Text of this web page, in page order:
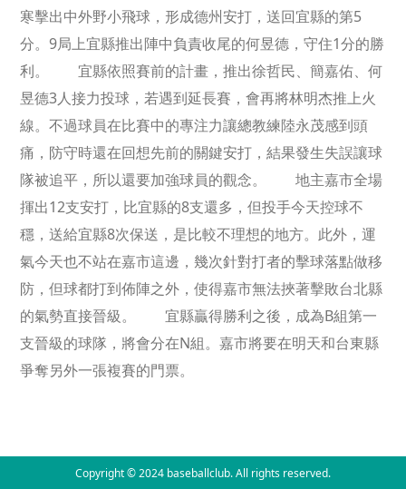
寒擊出中外野小飛球，形成德州安打，送回宜縣的第5
分。9局上宜縣推出陣中負責收尾的何昱德，守住1分的勝
利。 宜縣依照賽前的計畫，推出徐哲民、簡嘉佑、何
昱德3人接力投球，若遇到延長賽，會再將林明杰推上火
線。不過球員在比賽中的專注力讓總教練陸永茂感到頭
痛，防守時還在回想先前的關鍵安打，結果發生失誤讓球
隊被追平，所以還要加強球員的觀念。 地主嘉市全場
揮出12支安打，比宜縣的8支還多，但投手今天控球不
穩，送給宜縣8次保送，是比較不理想的地方。此外，運
氣今天也不站在嘉市這邊，幾次針對打者的擊球落點做移
防，但球都打到佈陣之外，使得嘉市無法挾著擊敗台北縣
的氣勢直接晉級。 宜縣贏得勝利之後，成為B組第一
支晉級的球隊，將會分在N組。嘉市將要在明天和台東縣
爭奪另外一張複賽的門票。
Copyright © 2024 baseballclub. All rights reserved.